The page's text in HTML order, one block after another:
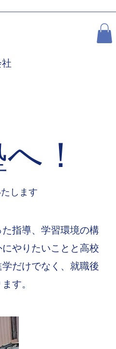
！
します
指導、学習環境の構
やりたいことと高校
だけでなく、就職後
す。